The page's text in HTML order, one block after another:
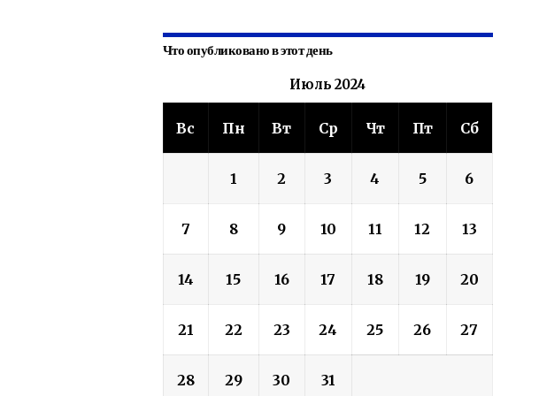
Что опубликовано в этот день
Июль 2024
Вс Пн Вт Ср Чт Пт Сб
1 2 3 4 5 6
7 8 9 10 11 12 13
14 15 16 17 18 19 20
21 22 23 24 25 26 27
28 29 30 31